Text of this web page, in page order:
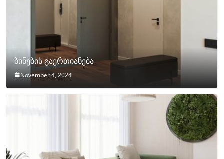
ბინების გაერთიანება
November 4, 2024